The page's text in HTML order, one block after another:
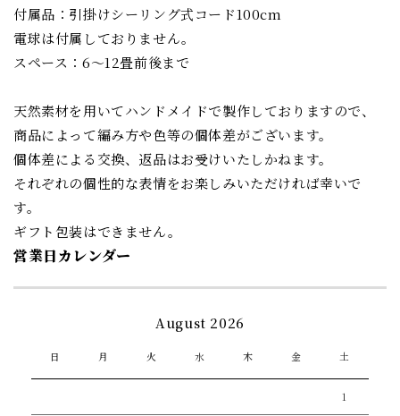
営業日カレンダー
August 2026
日 月 火 水 木 金 土
1
付属品：引掛けシーリング式コード100cm
電球は付属しておりません。
スペース：6〜12畳前後まで
天然素材を用いてハンドメイドで製作しておりますので、
商品によって編み方や色等の個体差がございます。
個体差による交換、返品はお受けいたしかねます。
それぞれの個性的な表情をお楽しみいただければ幸いで
す。
ギフト包装はできません。